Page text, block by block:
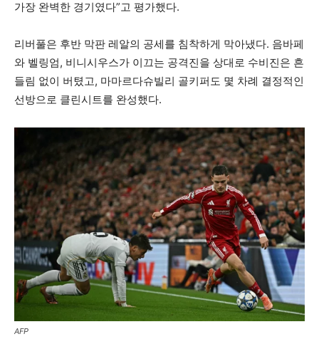
가장 완벽한 경기였다”고 평가했다.
리버풀은 후반 막판 레알의 공세를 침착하게 막아냈다. 음바페
와 벨링엄, 비니시우스가 이끄는 공격진을 상대로 수비진은 흔
들림 없이 버텼고, 마마르다슈빌리 골키퍼도 몇 차례 결정적인
선방으로 클린시트를 완성했다.
AFP